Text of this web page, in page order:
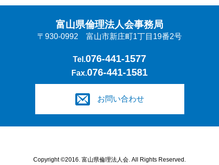
富山県倫理法人会事務局
〒930-0992 富山市新庄町1丁目19番2号
Tel.076-441-1577
Fax.076-441-1581
お問い合わせ
Copyright ©2016. 富山県倫理法人会. All Rights Reserved.